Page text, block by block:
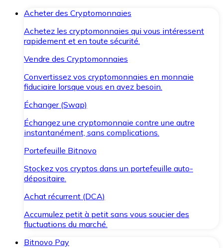
Acheter des Cryptomonnaies
Achetez les cryptomonnaies qui vous intéressent
rapidement et en toute sécurité.
Vendre des Cryptomonnaies
Convertissez vos cryptomonnaies en monnaie
fiduciaire lorsque vous en avez besoin.
Échanger (Swap)
Échangez une cryptomonnaie contre une autre
instantanément, sans complications.
Portefeuille Bitnovo
Stockez vos cryptos dans un portefeuille auto-
dépositaire.
Achat récurrent (DCA)
Accumulez petit à petit sans vous soucier des
fluctuations du marché.
Bitnovo Pay